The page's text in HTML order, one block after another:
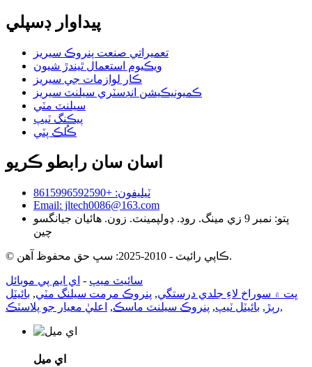
پيداوار ڊسپلي
تعميراتي صنعت پنروڪ سيريز
ويڪيوم استعمال ٿيندڙ شيون
ڪار لوازمات جي سيريز
ڪميونيڪيشن انڊسٽري سيلنٽ سيريز
سيلنٽ مٽي
پيڪنگ ٽيپ
ڪُلڪ پٽي
اسان سان رابطو ڪريو
ٽيليفون: +8615996592590
Email: jltech0086@163.com
پتو: نمبر 9 زي مينگ. روڊ. ڊولپمينٽ. زون. هائيان جيانگسو
چين
© ڪاپي رائيٽ - 2010-2025: سڀ حق محفوظ آهن.
سائيٽ ميپ - اي ايم پي موبائل
ڀت ۾ سوراخ لاءِ جلدي درستگي, پنروڪ مرمت سيلنگ مٽي, بائيٽل
رٻڙ , بائيٽل ٽيپ, پنروڪ سيلنٽ ماسڪ, اعليٰ معيار جو پلاسٽڪ ,
اي ميل